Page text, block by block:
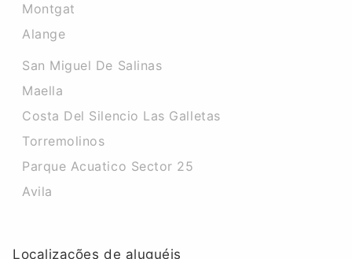
Montgat
Alange
San Miguel De Salinas
Maella
Costa Del Silencio Las Galletas
Torremolinos
Parque Acuatico Sector 25
Avila
Localizações de aluguéis